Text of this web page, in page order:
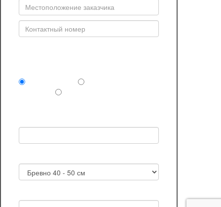
Сруб под крышу
Сруб и отделочные
Сруб дома или бани под